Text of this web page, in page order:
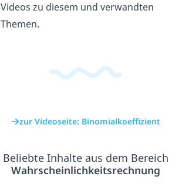
Videos zu diesem und verwandten
Themen.
zur Videoseite: Binomialkoeffizient
Beliebte Inhalte aus dem Bereich
Wahrscheinlichkeitsrechnung